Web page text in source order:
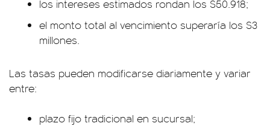
los intereses estimados rondan los $50.918;
el monto total al vencimiento superaría los $3
millones.
Las tasas pueden modificarse diariamente y variar
entre:
plazo fijo tradicional en sucursal;